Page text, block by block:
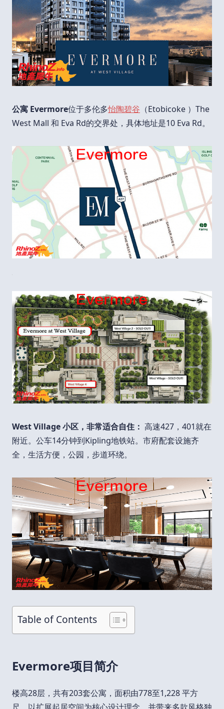
公寓 Evermore位于多伦多怡陶碧谷 （Etobicoke ）The
West Mall 和 Eva Rd的交界处，具体地址是10 Eva Rd。
West Village 小区，非常适合自住： 高速427，401就在
附近。公车14分钟到Kipling地铁站。市府配套设施齐
全，生活方便，公园，步道环绕。
Table of Contents
Evermore项目简介
楼高28层，共有203套公寓，面积由778至1,228 平方